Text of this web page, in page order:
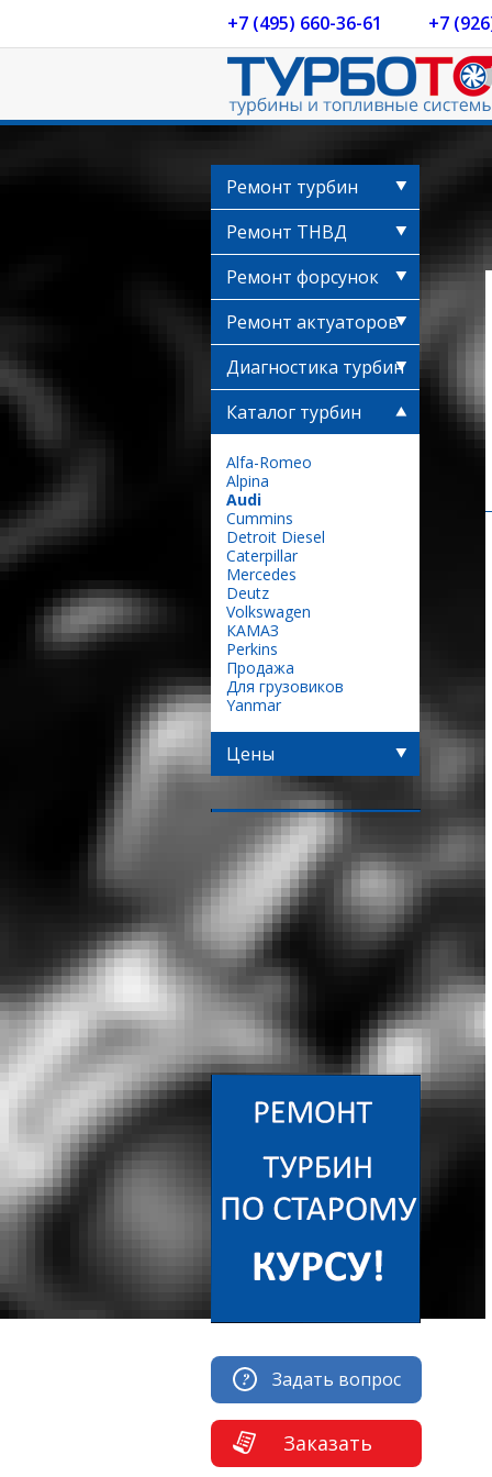
+7 (495) 660-36-61 +7
Ремонт турбин
Ремонт ТНВД
Ремонт форсунок
Ремонт актуаторов
Диагностика турбин
Каталог турбин
Alfa-Romeo
Alpina
Audi
Сummins
Detroit Diesel
Caterpillar
Mercedes
Deutz
Volkswagen
КАМАЗ
Perkins
Продажа
Для грузовиков
Yanmar
Цены
Задать вопрос
Заказать